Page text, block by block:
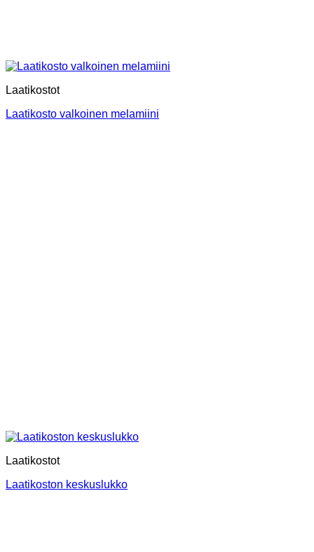
Laatikostot
Laatikosto valkoinen melamiini
Laatikostot
Laatikoston keskuslukko